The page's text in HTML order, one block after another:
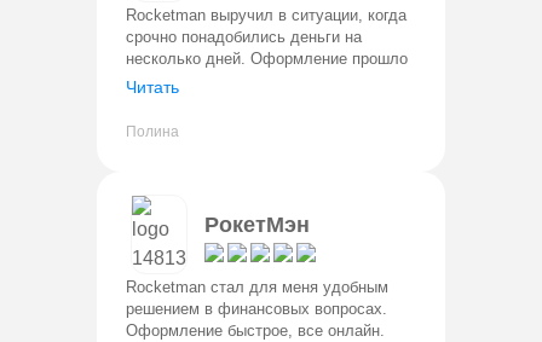
Rocketman выручил в ситуации, когда
срочно понадобились деньги на
несколько дней. Оформление прошло
быстро и без сложностей. Решение по
поступили на карту без задерже
Читать
Полина
РокетМэн
Rocketman стал для меня удобным
решением в финансовых вопросах.
Оформление быстрое, все онлайн.